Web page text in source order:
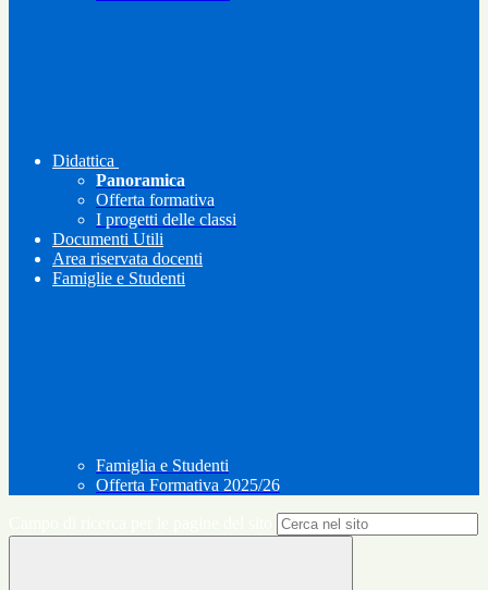
Didattica
Panoramica
Offerta formativa
I progetti delle classi
Documenti Utili
Area riservata docenti
Famiglie e Studenti
Famiglia e Studenti
Offerta Formativa 2025/26